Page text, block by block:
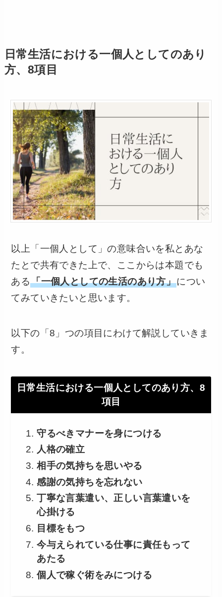
日常生活における一個人としてのあり
方、8項目
以上「一個人として」の意味合いを私とあな
たとで共有できた上で、ここからは本題でも
ある「一個人としての生活のあり方」につい
てみていきたいと思います。
以下の「8」つの項目にわけて解説していきま
す。
日常生活における一個人としてのあり方、8
項目
守るべきマナーを身につける
人格の確立
相手の気持ちを思いやる
感謝の気持ちを忘れない
丁寧な言葉遣い、正しい言葉遣いを
心掛ける
目標をもつ
今与えられている仕事に責任もって
あたる
個人で稼ぐ術をみにつける